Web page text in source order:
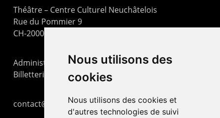
Nous utilisons des
cookies
Nous utilisons des cookies et
d'autres technologies de suivi
Théâtre – Centre Culturel Neuchâtelois
Rue du Pommier 9
CH-2000 Neuchâtel
Administration : +41 32 725 03 03
Billetterie : +41 32 725 05 05
contact@lepommier.ch